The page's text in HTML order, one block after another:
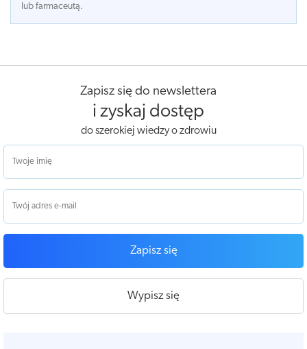
lub farmaceutą.
Zapisz się do newslettera
i zyskaj dostęp
do szerokiej wiedzy o zdrowiu
Zapisz się
Wypisz się